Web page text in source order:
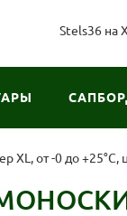
Stels36 на
XL, от -0 до +25°С,